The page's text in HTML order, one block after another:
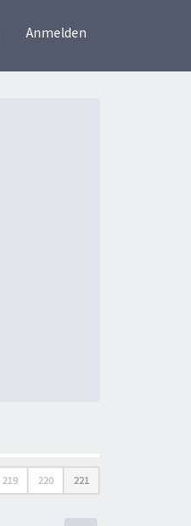
Anmelden
219 220 221